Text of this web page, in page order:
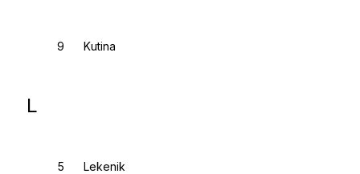
Kutina
L
Lekenik